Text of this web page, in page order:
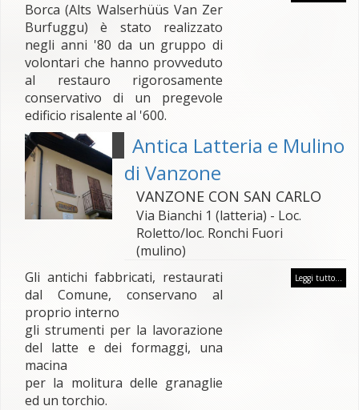
Borca (Alts Walserhüüs Van Zer
Burfuggu) è stato realizzato
negli anni '80 da un gruppo di
volontari che hanno provveduto
al restauro rigorosamente
conservativo di un pregevole
edificio risalente al '600.
Antica Latteria e Mulino
di Vanzone
VANZONE CON SAN CARLO
Via Bianchi 1 (latteria) - Loc.
Roletto/loc. Ronchi Fuori
(mulino)
Gli antichi fabbricati, restaurati
dal Comune, conservano al
proprio interno
gli strumenti per la lavorazione
del latte e dei formaggi, una
macina
per la molitura delle granaglie
ed un torchio.
Leggi tutto...